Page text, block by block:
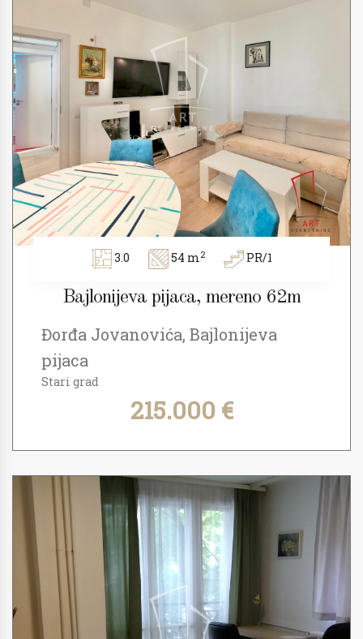
3.0 54 m2 PR/1
Bajlonijeva pijaca, mereno 62m
Đorđa Jovanovića, Bajlonijeva
pijaca
Stari grad
215.000 €